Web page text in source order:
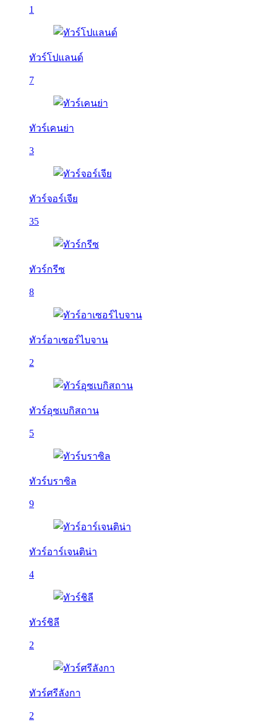
1
ทัวร์โปแลนด์
7
ทัวร์เคนย่า
3
ทัวร์จอร์เจีย
35
ทัวร์กรีซ
8
ทัวร์อาเซอร์ไบจาน
2
ทัวร์อุซเบกิสถาน
5
ทัวร์บราซิล
9
ทัวร์อาร์เจนติน่า
4
ทัวร์ชิลี
2
ทัวร์ศรีลังกา
2